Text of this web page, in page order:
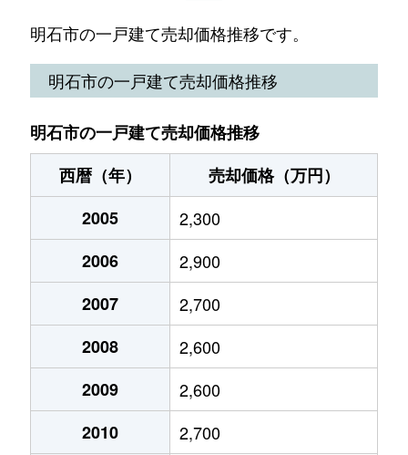
魚住町
4,900万円
魚住町
3,800万円
魚住町
400万円
魚住
魚住町
3,500万円
魚住
魚住町
魚住町
600万円
魚住町
490万円
魚住町
3,100万円
明石市の一戸建て売却価格推移です。
明石市の一戸建て売却価格推移
明石市の一戸建て売却価格推移
西暦（年）
売却価格（万円）
2005
2,300
2006
2,900
2007
2,700
2008
2,600
2009
2,600
2010
2,700